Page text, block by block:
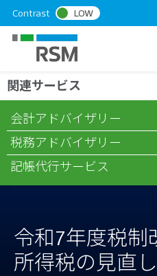
k
n
Contrast LOW
ホーム/コラム
得税の見直しとその影響
令和7年度税制
所得税の見直
関連サービス
会計アドバイザリー
税務アドバイザリー
記帳代行サービス